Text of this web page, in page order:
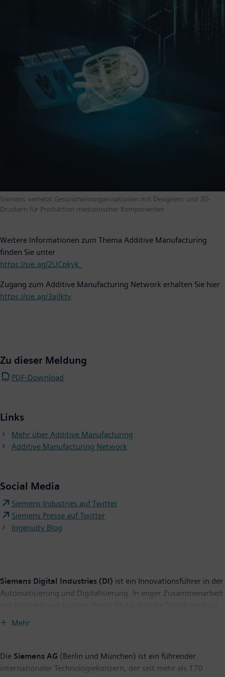
Siemens vernetzt Gesundheitsorganisationen mit Designern und 3D-
Druckern für Produktion medizinischer Komponenten
Weitere Informationen zum Thema Additive Manufacturing
finden Sie unter
https://sie.ag/2UCpkyk
Zugang zum Additive Manufacturing Network erhalten Sie hier
https://sie.ag/3ailktv
Zu dieser Meldung
PDF-Download
Links
Mehr über Additive Manufacturing
Additive Manufacturing Network
Social Media
Siemens Industries auf Twitter
Siemens Presse auf Twitter
Ingenuity Blog
Siemens Digital Industries (DI) ist ein Innovationsführer in der
Automatisierung und Digitalisierung. In enger Zusammenarbeit
in der Prozess- und Fertigungsindustrie voran. Mit dem Digital-
Integration und Digitalisierung der gesamten
Wertschöpfungskette. Optimiert für die spezifischen
Mehr
Die Siemens AG (Berlin und München) ist ein führender
internationaler Technologiekonzern, der seit mehr als 170